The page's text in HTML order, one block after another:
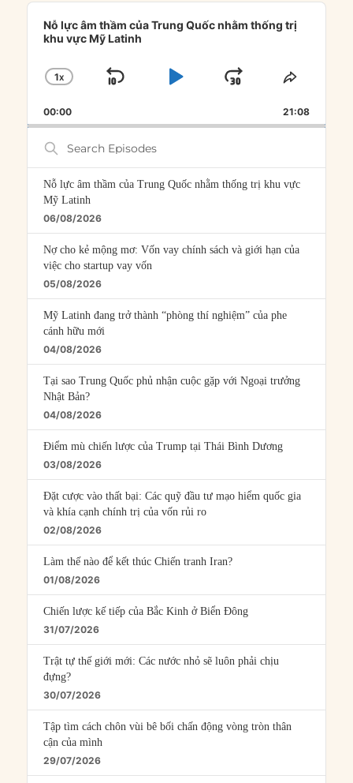
Audio
Player
Nỗ lực âm thầm của Trung Quốc nhằm thống trị
khu vực Mỹ Latinh
CHANGE
RATE
1X
SKIP
PLAYJUMP
FORWARD
SHARE
00:00 21:08
Search
Episodes
Nỗ lực âm thầm của Trung Quốc nhằm thống trị khu vực
Mỹ Latinh
06/08/2026
Nợ cho kẻ mộng mơ: Vốn vay chính sách và giới hạn của
việc cho startup vay vốn
05/08/2026
Mỹ Latinh đang trở thành “phòng thí nghiệm” của phe
cánh hữu mới
04/08/2026
Tại sao Trung Quốc phủ nhận cuộc gặp với Ngoại trưởng
Nhật Bản?
04/08/2026
Điểm mù chiến lược của Trump tại Thái Bình Dương
03/08/2026
Đặt cược vào thất bại: Các quỹ đầu tư mạo hiểm quốc gia
và khía cạnh chính trị của vốn rủi ro
02/08/2026
Làm thế nào để kết thúc Chiến tranh Iran?
01/08/2026
Chiến lược kế tiếp của Bắc Kinh ở Biển Đông
31/07/2026
Trật tự thế giới mới: Các nước nhỏ sẽ luôn phải chịu
đựng?
30/07/2026
Tập tìm cách chôn vùi bê bối chấn động vòng tròn thân
cận của mình
29/07/2026